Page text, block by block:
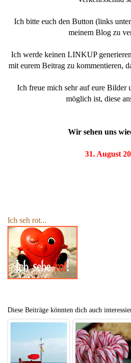
Ich bitte euch den Button (links
meinem Blog zu
Ich werde keinen LINKUP
mit eurem Beitrag zu kommentieren,
Ich freue mich sehr auf eure Bilder
möglich ist, diese
Wir sehen uns
31. August
Ich seh rot...
Diese Beiträge könnten dich auch